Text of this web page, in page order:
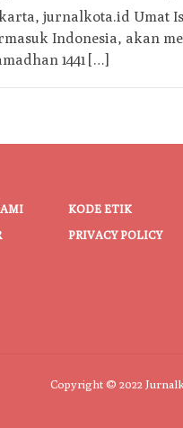
Today
jurnalkota.id Umat
Indonesia, akan
1441 […]
KODE ETIK
PRIVACY POLICY
Copyright © 2022